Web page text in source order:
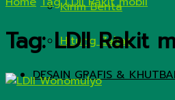
Kirim Berita
Hitung Zakat
DESAIN GRAFIS &
Tag:LDII Rakit